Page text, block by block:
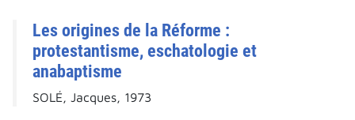
Les origines de la Réforme :
protestantisme, eschatologie et
anabaptisme
SOLÉ, Jacques, 1973